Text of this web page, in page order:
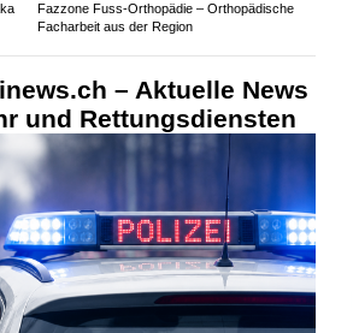
Fazzone Fuss-Orthopädie – Orthopädische
Facharbeit aus der Region
– Aktuelle News
und Rettungsdiensten